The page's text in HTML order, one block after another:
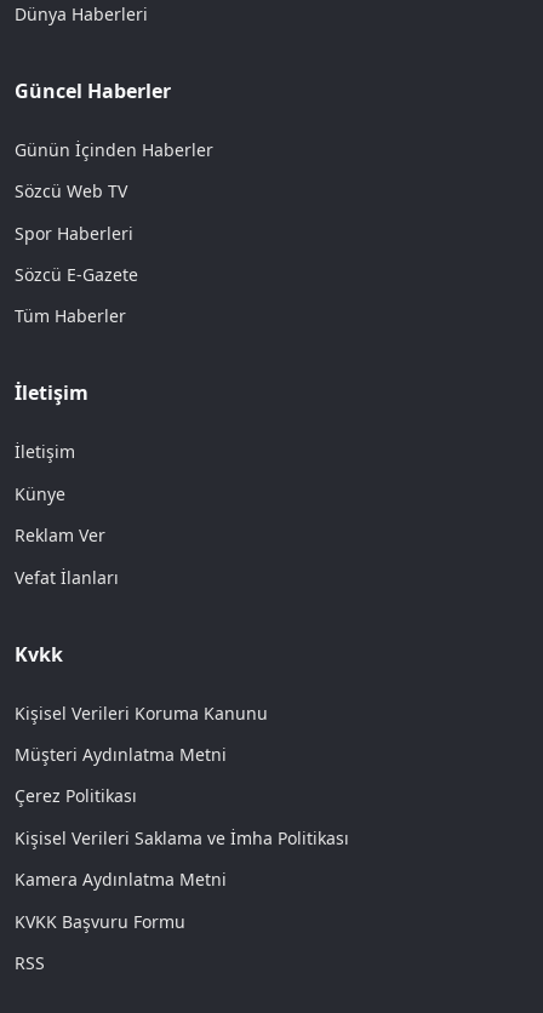
Dünya Haberleri
Güncel Haberler
Günün İçinden Haberler
Sözcü Web TV
Spor Haberleri
Sözcü E-Gazete
Tüm Haberler
İletişim
İletişim
Künye
Reklam Ver
Vefat İlanları
Kvkk
Kişisel Verileri Koruma Kanunu
Müşteri Aydınlatma Metni
Çerez Politikası
Kişisel Verileri Saklama ve İmha Politikası
Kamera Aydınlatma Metni
KVKK Başvuru Formu
RSS